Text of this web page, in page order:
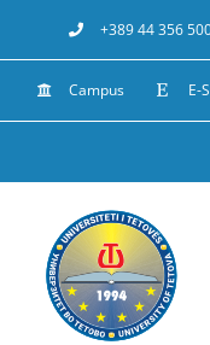
to
content
+389 44 356
Campus E-